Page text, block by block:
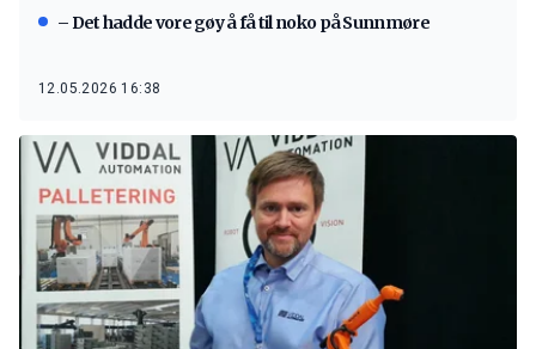
– Det hadde vore gøy å få til noko på Sunnmøre
12.05.2026 16:38